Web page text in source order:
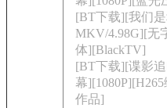
[BT下载][我们
MKV/4.98G][无
体][BlackTV]
[BT下载][谍影
幕
作品]